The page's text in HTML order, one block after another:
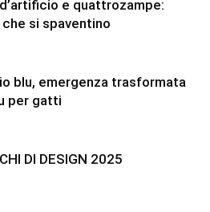
e quattrozampe:
si spaventino
blu, emergenza trasformata
per gatti
DI DESIGN 2025